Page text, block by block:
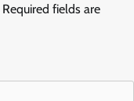
Required fields are